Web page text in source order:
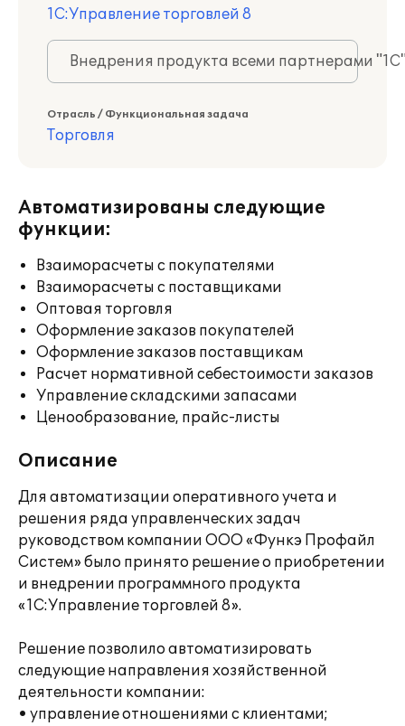
1С:Управление торговлей 8
Внедрения продукта всеми партнерами
Отрасль / Функциональная задача
Торговля
Автоматизированы следующие
функции:
Взаиморасчеты с покупателями
Взаиморасчеты с поставщиками
Оптовая торговля
Оформление заказов покупателей
Оформление заказов поставщикам
Расчет нормативной себестоимости заказов
Управление складскими запасами
Ценообразование, прайс-листы
Описание
Для автоматизации оперативного учета и
решения ряда управленческих задач
руководством компании ООО «Функэ Профайл
Систем» было принято решение о приобретении
и внедрении программного продукта
«1С:Управление торговлей 8».
Решение позволило автоматизировать
следующие направления хозяйственной
деятельности компании:
• управление отношениями с клиентами;